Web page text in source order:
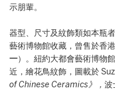
示朋輩。
器型、尺寸及紋飾類如本瓶
藝術博物館收藏，曾售於香
一）。紐約大都會藝術博物
近，繪花鳥紋飾，圖載於
of Chinese Ceramics》， 波